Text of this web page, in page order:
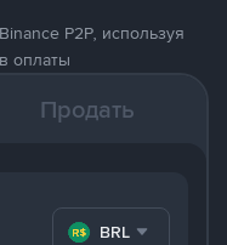
P2P, используя
оплаты
Продать
BRL